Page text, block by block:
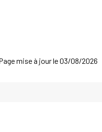
mise à jour le 03/08/2026